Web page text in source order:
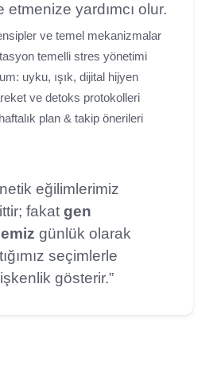
etmenize yardımcı olur.
ve temel mekanizmalar
temelli stres yönetimi
uyku, ışık, dijital hijyen
ve detoks protokolleri
plan & takip önerileri
eğilimlerimiz
fakat gen
günlük olarak
seçimlerle
gösterir.”